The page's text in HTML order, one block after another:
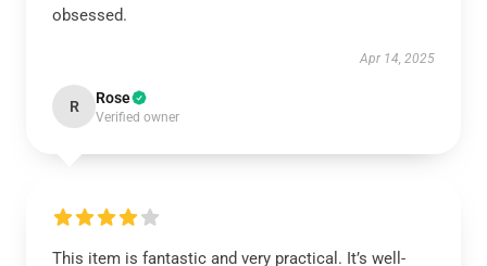
obsessed.
Apr 14, 2025
R Rose
Verified owner
This item is fantastic and very practical. It’s well-